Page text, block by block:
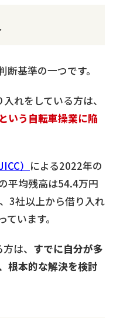
基準の一つです。
れをしている方は、
いう自転車操業に陥
） による2022年の
平均残高は54.4万円
3社以上から借り入れ
います。
は、 すでに自分が多
根本的な解決を検討